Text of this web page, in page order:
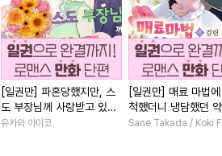
[일권만] 파혼당했지만, 스
도 부장님께 사랑받고 있습
니다 [단행본]
유카와 아미코
[일권만] 매료 마법
척했더니 냉담했던
가 맹목적인 사랑꾼
Sane Takada / Koki